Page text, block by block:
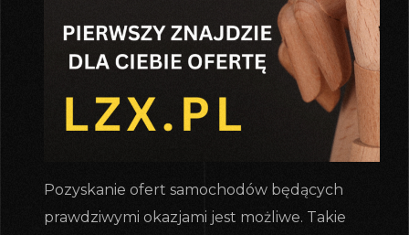
Pozyskanie ofert samochodów będących
prawdziwymi okazjami jest możliwe. Takie